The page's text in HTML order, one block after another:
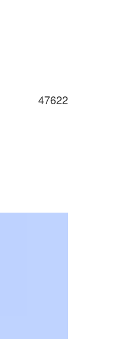
47622